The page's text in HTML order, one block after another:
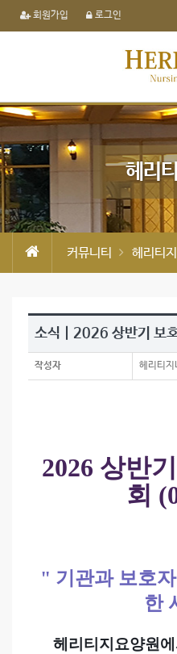
회원가입 로그인
헤리
커뮤니티 헤리티
소식 | 2026 상반기 보
작성자 헤리티지
2026 상반
회
" 기관과 보호
한
헤리티지요양원